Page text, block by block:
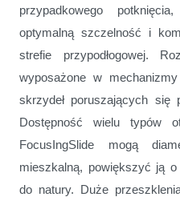
przypadkowego
optymalną szczelność i
strefie przypodłogowej.
wyposażone w mechanizmy
skrzydeł poruszających
Dostępność wielu typów
FocusIngSlide mogą
mieszkalną, powiększyć ją
do natury. Duże